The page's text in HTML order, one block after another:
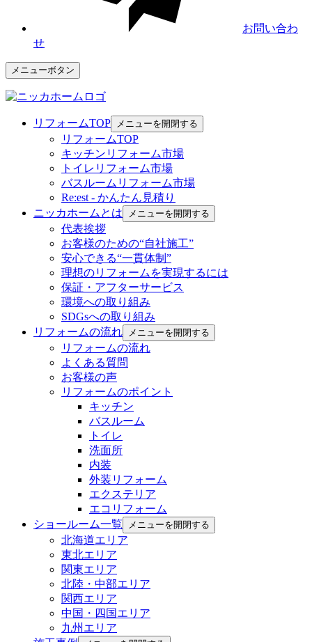
お問い合わ
せ
メニューボタン
リフォームTOP メニューを開閉する
リフォームTOP
キッチンリフォーム市場
トイレリフォーム市場
バスルームリフォーム市場
Re:est - かんたん見積り
ニッカホームとは
メニューを開閉する
代表挨拶
お客様のための“自社施工”
安心できる“一貫体制”
理想のリフォームを実現するには
保証・アフターサービス
環境への取り組み
SDGsへの取り組み
リフォームの流れ
メニューを開閉する
リフォームの流れ
よくある質問
お客様の声
リフォームのポイント
キッチン
バスルーム
トイレ
洗面所
内装
外装リフォーム
エクステリア
エコリフォーム
ショールーム一覧
メニューを開閉する
北海道エリア
東北エリア
関東エリア
北陸・中部エリア
関西エリア
中国・四国エリア
九州エリア